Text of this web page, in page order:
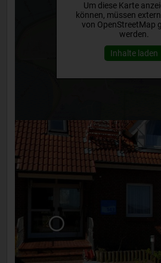
Um diese Karte
können, müssen
von OpenStreetMap
werden.
Inhalte laden